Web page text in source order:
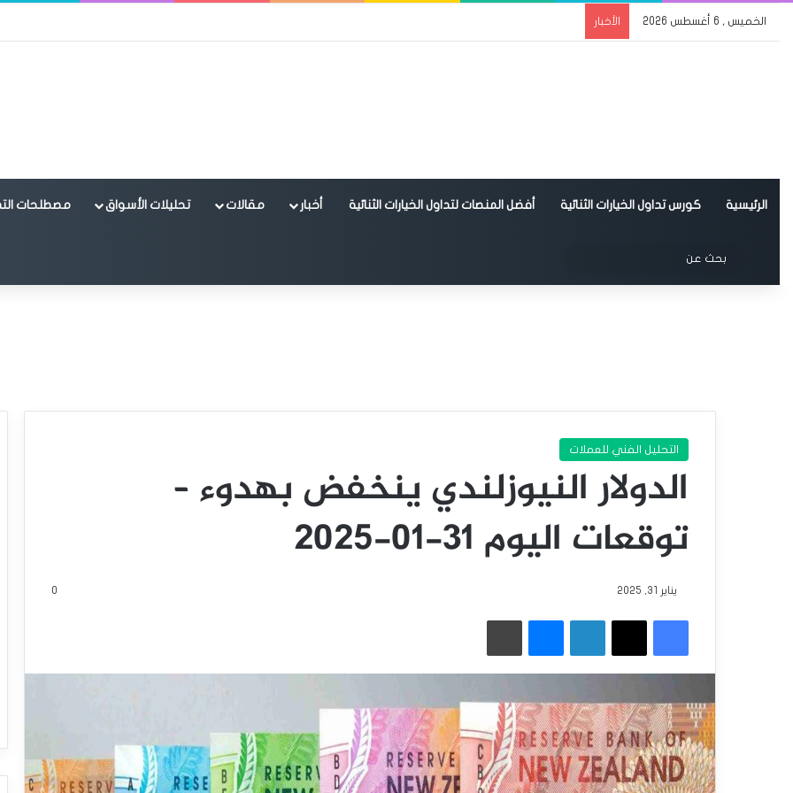
الخميس , 6 أغسطس 2026 الأخبار
الرئيسية كورس تداول الخيارات الثنائية أفضل المنصات لتداول الخيارات الثنائية أخبار مقالات تحليلات الأسواق مصطلحات
الوضع المظلم
عن
التحليل الفني للعملات
الدولار النيوزلندي ينخفض بهدوء –
توقعات اليوم 31-01-2025
يناير 31, 2025 0
فيسبوك
‫X لينكدإن ماسنجر طباعة